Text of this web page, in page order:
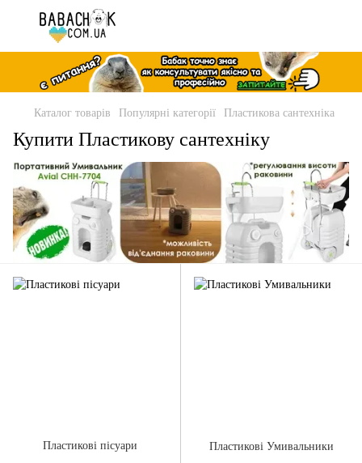
Каталог товарів Популярні категорії Пластикова сантехніка
Купити Пластикову сантехніку
Пластикові пісуари Пластикові Умивальники